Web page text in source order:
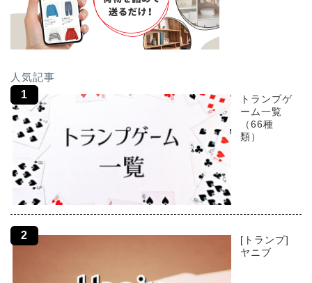
人気記事
トランプゲ
ーム一覧
（66種
類）
[トランプ]
ヤニブ